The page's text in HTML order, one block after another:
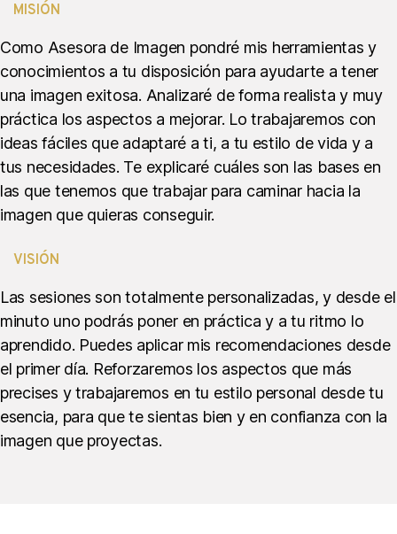
MISIÓN
Como Asesora de Imagen pondré mis herramientas y
conocimientos a tu disposición para ayudarte a tener
una imagen exitosa. Analizaré de forma realista y muy
práctica los aspectos a mejorar. Lo trabajaremos con
ideas fáciles que adaptaré a ti, a tu estilo de vida y a
tus necesidades. Te explicaré cuáles son las bases en
las que tenemos que trabajar para caminar hacia la
imagen que quieras conseguir.
VISIÓN
Las sesiones son totalmente personalizadas, y desde el
minuto uno podrás poner en práctica y a tu ritmo lo
aprendido. Puedes aplicar mis recomendaciones desde
el primer día. Reforzaremos los aspectos que más
precises y trabajaremos en tu estilo personal desde tu
esencia, para que te sientas bien y en confianza con la
imagen que proyectas.